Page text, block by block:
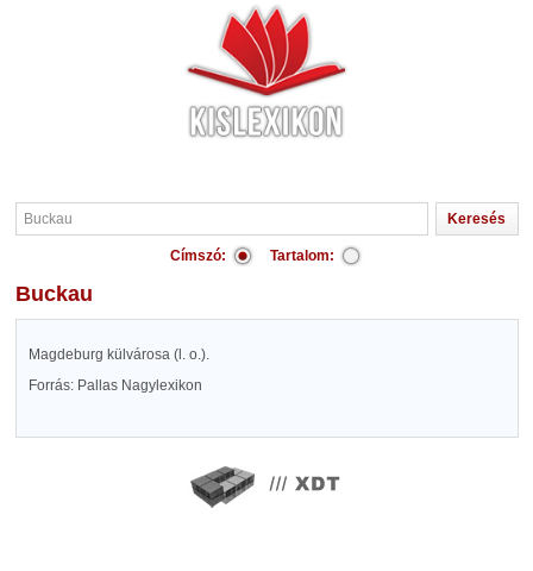
Címszó: Tartalom:
Buckau
Magdeburg külvárosa (l. o.).
Forrás: Pallas Nagylexikon